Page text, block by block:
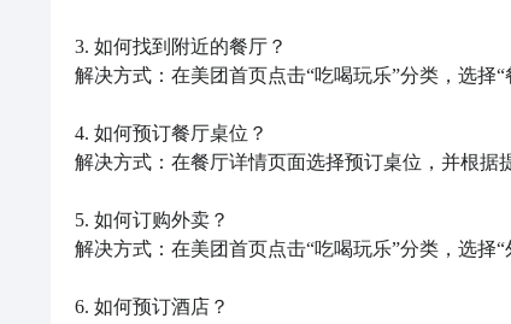
3. 如何找到附近的餐厅？
解决方式：在美团首页点击“吃喝玩乐”分类，选择“
4. 如何预订餐厅桌位？
解决方式：在餐厅详情页面选择预订桌位，并根据
5. 如何订购外卖？
解决方式：在美团首页点击“吃喝玩乐”分类，选择“
6. 如何预订酒店？